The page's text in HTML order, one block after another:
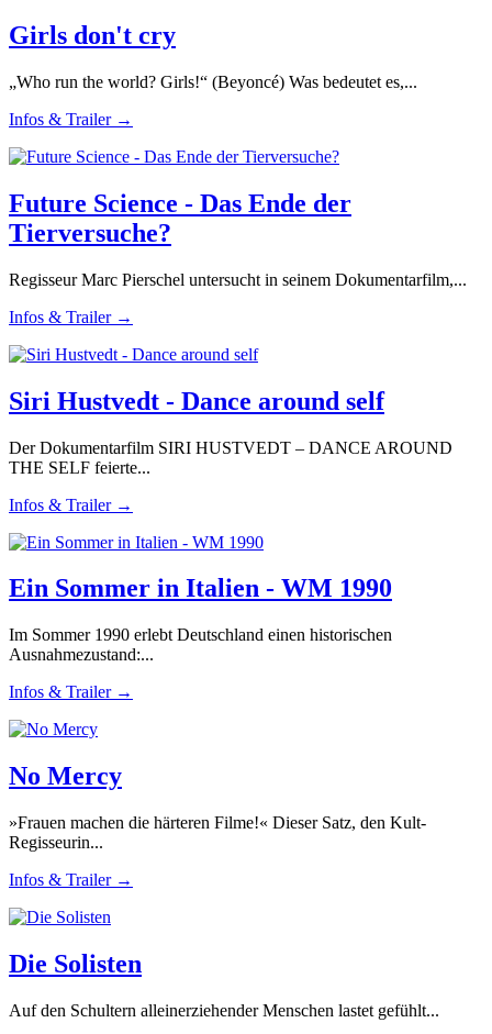
Girls don't cry
„Who run the world? Girls!“ (Beyoncé) Was bedeutet es,...
Infos & Trailer →
Future Science - Das Ende der
Tierversuche?
Regisseur Marc Pierschel untersucht in seinem Dokumentarfilm,...
Infos & Trailer →
Siri Hustvedt - Dance around self
Der Dokumentarfilm SIRI HUSTVEDT – DANCE AROUND
THE SELF feierte...
Infos & Trailer →
Ein Sommer in Italien - WM 1990
Im Sommer 1990 erlebt Deutschland einen historischen
Ausnahmezustand:...
Infos & Trailer →
No Mercy
»Frauen machen die härteren Filme!« Dieser Satz, den Kult-
Regisseurin...
Infos & Trailer →
Die Solisten
Auf den Schultern alleinerziehender Menschen lastet gefühlt...